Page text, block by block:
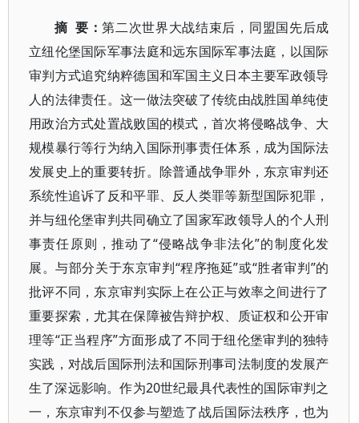
摘 要：第二次世界大战结束后，同盟国先后成
立纽伦堡国际军事法庭和远东国际军事法庭，以国际
审判方式追究纳粹德国和军国主义日本主要军政领导
人的法律责任。这一做法突破了传统由战胜国单纯使
用政治方式处置战败国的模式，首次将侵略战争、大
规模暴行等行为纳入国际刑事责任体系，成为国际法
发展史上的重要转折。除普通战争罪外，东京审判还
系统性追诉了反和平罪、反人类罪等新型国际犯罪，
并与纽伦堡审判共同确立了国家军政领导人的个人刑
事责任原则，推动了“侵略战争非法化”的制度化发
展。与部分关于东京审判“程序拖延”或“胜者审判”的
批评不同，东京审判实际上在公正与效率之间进行了
重要探索，尤其在保障被告辩护权、质证权和公开审
理等“正当程序”方面形成了不同于纽伦堡审判的独特
实践，对战后国际刑法和国际刑事司法制度的发展产
生了深远影响。作为20世纪最具代表性的国际审判之
一，东京审判不仅参与塑造了战后国际法秩序，也为